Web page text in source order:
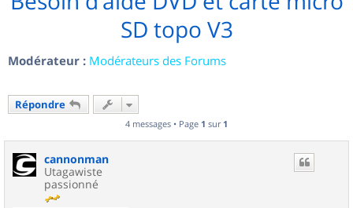
SD topo V3
Modérateur : Modérateurs des Forums
Répondre
4 messages • Page 1 sur 1
cannonman
Utagawiste
passionné